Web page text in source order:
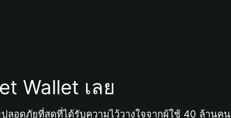
Wallet เลย
ลอดภัยที่สุดที่ได้รับความไว้วางใจจากผู้ใช้ 40 ล้านคน